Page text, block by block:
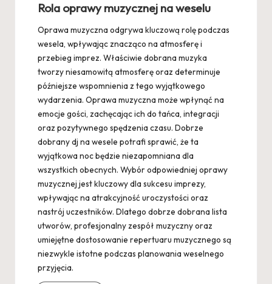
Rola oprawy muzycznej na weselu
Oprawa muzyczna odgrywa kluczową rolę podczas
wesela, wpływając znacząco na atmosferę i
przebieg imprez. Właściwie dobrana muzyka
tworzy niesamowitą atmosferę oraz determinuje
późniejsze wspomnienia z tego wyjątkowego
wydarzenia. Oprawa muzyczna może wpłynąć na
emocje gości, zachęcając ich do tańca, integracji
oraz pozytywnego spędzenia czasu. Dobrze
dobrany dj na wesele potrafi sprawić, że ta
wyjątkowa noc będzie niezapomniana dla
wszystkich obecnych. Wybór odpowiedniej oprawy
muzycznej jest kluczowy dla sukcesu imprezy,
wpływając na atrakcyjność uroczystości oraz
nastrój uczestników. Dlatego dobrze dobrana lista
utworów, profesjonalny zespół muzyczny oraz
umiejętne dostosowanie repertuaru muzycznego są
niezwykle istotne podczas planowania weselnego
przyjęcia.